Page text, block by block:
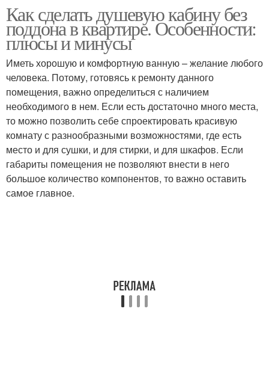
Самодельный поддон Поддон для душевой
Как сделать душевую кабину без
поддона в квартире. Особенности:
плюсы и минусы
Иметь хорошую и комфортную ванную – желание любого
человека. Потому, готовясь к ремонту данного
помещения, важно определиться с наличием
необходимого в нем. Если есть достаточно много места,
то можно позволить себе спроектировать красивую
комнату с разнообразными возможностями, где есть
место и для сушки, и для стирки, и для шкафов. Если
габариты помещения не позволяют внести в него
большое количество компонентов, то важно оставить
самое главное.